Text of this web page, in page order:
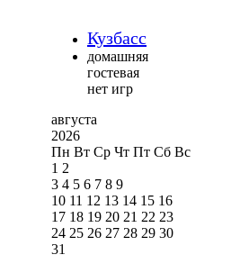
Кузбасс
домашняя
гостевая
нет игр
августа
2026
Пн Вт Ср Чт Пт Сб Вс
1 2
3 4 5 6 7 8 9
10 11 12 13 14 15 16
17 18 19 20 21 22 23
24 25 26 27 28 29 30
31